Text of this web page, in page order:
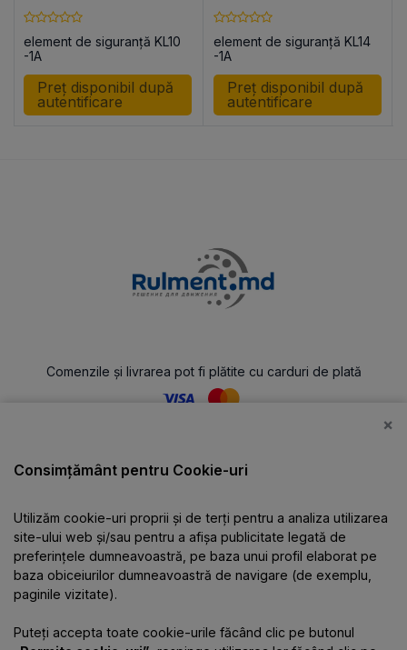
element de siguranță KL10
-1A
Preț disponibil după
autentificare
element de siguranță KL14
-1A
Preț disponibil după
autentificare
Comenzile și livrarea pot fi plătite cu carduri de plată
Catalog
Despre companie
Informații
×
Consimțământ pentru Cookie-uri
Utilizăm cookie-uri proprii și de terți pentru a analiza utilizarea
site-ului web și/sau pentru a afișa publicitate legată de
preferințele dumneavoastră, pe baza unui profil elaborat pe
baza obiceiurilor dumneavoastră de navigare (de exemplu,
paginile vizitate).
Puteți accepta toate cookie-urile făcând clic pe butonul